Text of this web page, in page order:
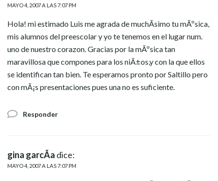
MAYO 4, 2007 A LAS 7:07 PM
Hola! mi estimado Luis me agrada de muchÃ­simo tu mÃºsica,
mis alumnos del preescolar y yo te tenemos en el lugar num.
uno de nuestro corazon. Gracias por la mÃºsica tan
maravillosa que compones para los niÃ±os,y con la que ellos
se identifican tan bien. Te esperamos pronto por Saltillo pero
con mÃ¡s presentaciones pues una no es suficiente.
Responder
gina garcÃ­a dice:
MAYO 4, 2007 A LAS 7:07 PM